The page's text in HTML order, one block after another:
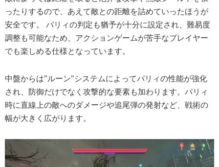
ったりするので、あえて敵との距離を詰めていったほうが
安全です。 パリィの判定も猶予が十分に設定され、難易度
調整も可能なため、アクションゲームが苦手なプレイヤー
でも楽しめる仕様となっています。
中盤からは"ルーン"システムによってパリィの性能が強化
され、防御だけでなく攻撃的な要素も加わります。パリィ
時に直線上の敵へのダメージや追尾弾の発射など、戦術の
幅が大きく広がります。